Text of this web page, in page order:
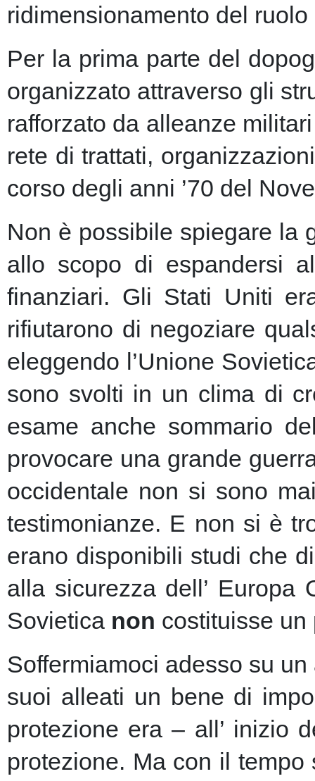
ridimensionamento del
Per la prima parte del
organizzato attraverso gli
rafforzato da alleanze
rete di trattati,
corso degli anni ’70 del
Non è possibile spiegare la
allo scopo di espandersi
finanziari. Gli Stati Uniti
rifiutarono di negoziare
eleggendo l’Unione
sono svolti in un clima di
esame anche sommario
provocare una grande
occidentale non si sono
testimonianze. E non si è
erano disponibili studi che
alla sicurezza dell’
Sovietica non costituisse un
Soffermiamoci adesso su
suoi alleati un bene di
protezione era – all’ inizio
protezione. Ma con il tempo